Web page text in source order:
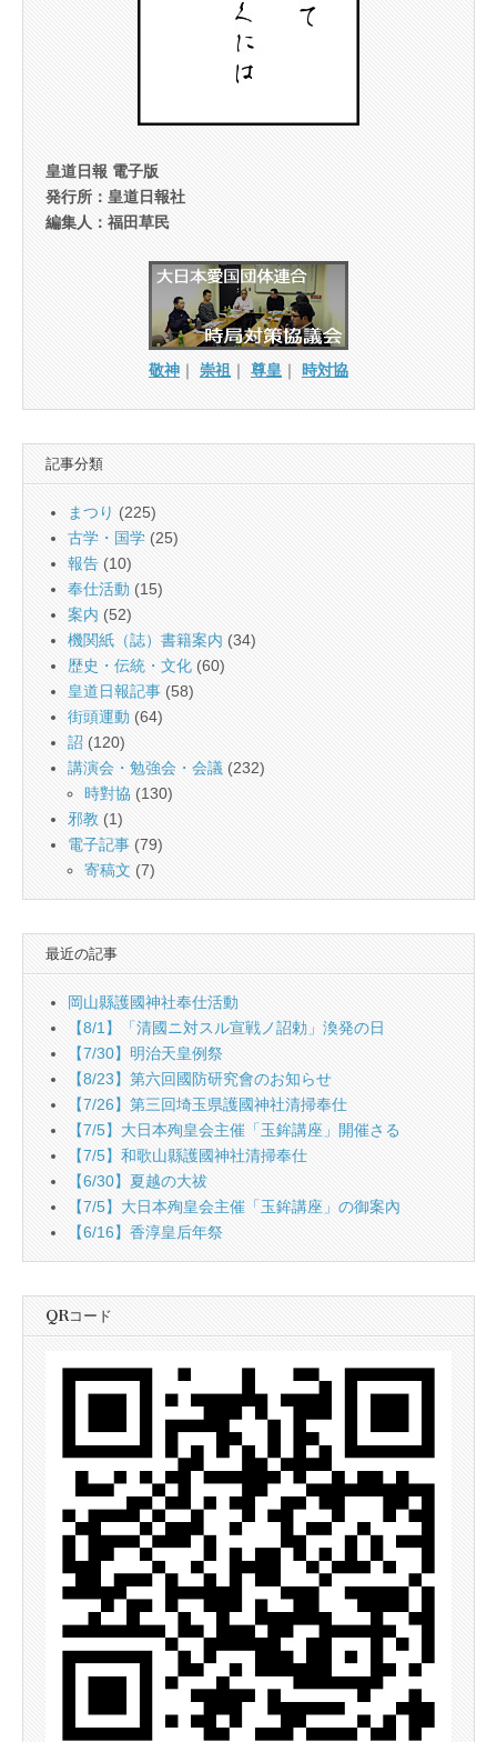
皇道日報 電子版
発行所：皇道日報社
編集人：福田草民
敬神 ｜ 崇祖 ｜ 尊皇 ｜ 時対協
記事分類
まつり (225)
古学・国学 (25)
報告 (10)
奉仕活動 (15)
案内 (52)
機関紙（誌）書籍案内 (34)
歴史・伝統・文化 (60)
皇道日報記事 (58)
街頭運動 (64)
詔 (120)
講演会・勉強会・会議 (232)
時對協 (130)
邪教 (1)
電子記事 (79)
寄稿文 (7)
最近の記事
岡山縣護國神社奉仕活動
【8/1】「清國ニ対スル宣戦ノ詔勅」渙発の日
【7/30】明治天皇例祭
【8/23】第六回國防研究會のお知らせ
【7/26】第三回埼玉県護國神社清掃奉仕
【7/5】大日本殉皇会主催「玉鉾講座」開催さる
【7/5】和歌山縣護國神社清掃奉仕
【6/30】夏越の大祓
【7/5】大日本殉皇会主催「玉鉾講座」の御案內
【6/16】香淳皇后年祭
QRコード